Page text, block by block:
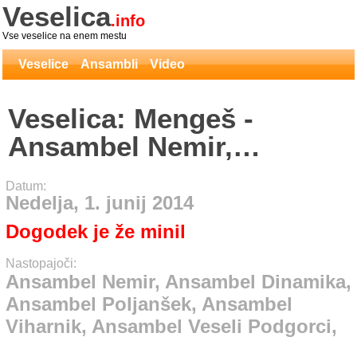
Veselica.info
Vse veselice na enem mestu
Veselice Ansambli Video
Veselica: Mengeš -
Ansambel Nemir,
Ansambel Dinamika,
Ansambel Poljanšek,
Ansambel Viharnik,
Ansambel Veseli
Podgorci, Ansambel
Jerneja Kolarja
Datum:
Nedelja, 1. junij 2014
Dogodek je že minil
Nastopajoči:
Ansambel Nemir, Ansambel Dinamika,
Ansambel Poljanšek, Ansambel
Viharnik, Ansambel Veseli Podgorci,